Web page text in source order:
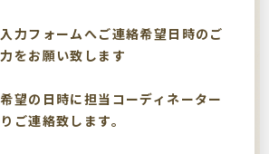
力フォームへご連絡希望日時のご
をお願い致します
望の日時に担当コーディネーター
ご連絡致します。